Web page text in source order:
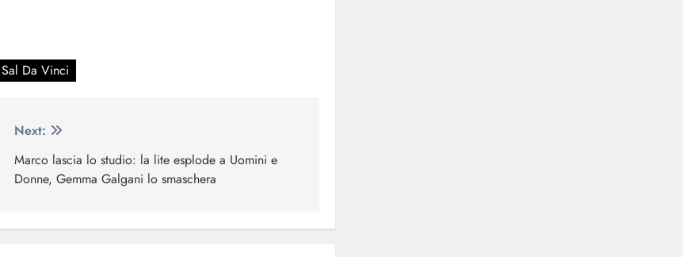
Sal Da Vinci
Next:
Marco lascia lo studio: la lite esplode a Uomini e
Donne, Gemma Galgani lo smaschera